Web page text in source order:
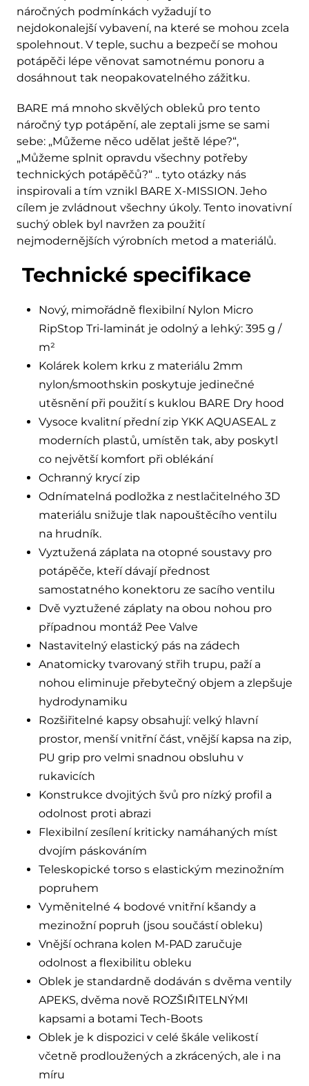
náročných podmínkách vyžadují to
nejdokonalejší vybavení, na které se mohou zcela
spolehnout. V teple, suchu a bezpečí se mohou
potápěči lépe věnovat samotnému ponoru a
dosáhnout tak neopakovatelného zážitku.
BARE má mnoho skvělých obleků pro tento
náročný typ potápění, ale zeptali jsme se sami
sebe: „Můžeme něco udělat ještě lépe?“,
„Můžeme splnit opravdu všechny potřeby
technických potápěčů?“ .. tyto otázky nás
inspirovali a tím vznikl BARE X-MISSION. Jeho
cílem je zvládnout všechny úkoly. Tento inovativní
suchý oblek byl navržen za použití
nejmodernějších výrobních metod a materiálů.
Technické specifikace
Nový, mimořádně flexibilní Nylon Micro
RipStop Tri-laminát je odolný a lehký: 395 g /
m²
Kolárek kolem krku z materiálu 2mm
nylon/smoothskin poskytuje jedinečné
utěsnění při použití s kuklou BARE Dry hood
Vysoce kvalitní přední zip YKK AQUASEAL z
moderních plastů, umístěn tak, aby poskytl
co největší komfort při oblékání
Ochranný krycí zip
Odnímatelná podložka z nestlačitelného 3D
materiálu snižuje tlak napouštěcího ventilu
na hrudník.
Vyztužená záplata na otopné soustavy pro
potápěče, kteří dávají přednost
samostatného konektoru ze sacího ventilu
Dvě vyztužené záplaty na obou nohou pro
případnou montáž Pee Valve
Nastavitelný elastický pás na zádech
Anatomicky tvarovaný střih trupu, paží a
nohou eliminuje přebytečný objem a zlepšuje
hydrodynamiku
Rozšiřitelné kapsy obsahují: velký hlavní
prostor, menší vnitřní část, vnější kapsa na zip,
PU grip pro velmi snadnou obsluhu v
rukavicích
Konstrukce dvojitých švů pro nízký profil a
odolnost proti abrazi
Flexibilní zesílení kriticky namáhaných míst
dvojím páskováním
Teleskopické torso s elastickým mezinožním
popruhem
Vyměnitelné 4 bodové vnitřní kšandy a
mezinožní popruh (jsou součástí obleku)
Vnější ochrana kolen M-PAD zaručuje
odolnost a flexibilitu obleku
Oblek je standardně dodáván s dvěma ventily
APEKS, dvěma nově ROZŠIŘITELNÝMI
kapsami a botami Tech-Boots
Oblek je k dispozici v celé škále velikostí
včetně prodloužených a zkrácených, ale i na
míru